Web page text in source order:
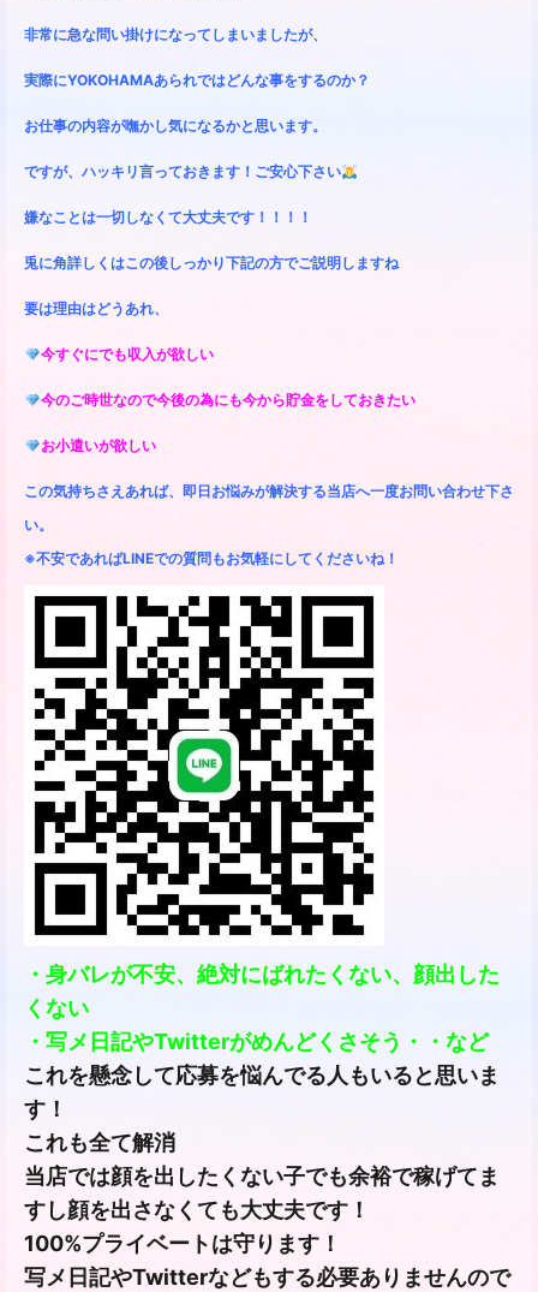
非常に急な問い掛けになってしまいましたが、
実際にYOKOHAMAあられではどんな事をするのか？
お仕事の内容が嘸かし気になるかと思います。
ですが、ハッキリ言っておきます！ご安心下さい
嫌なことは一切しなくて大丈夫です！！！！
兎に角詳しくはこの後しっかり下記の方でご説明しますね
要は理由はどうあれ、
今すぐにでも収入が欲しい
今のご時世なので今後の為にも今から貯金をしておきたい
お小遣いが欲しい
この気持ちさえあれば、即日お悩みが解決する当店へ一度お問い合わせ下さ
い。
※不安であればLINEでの質問もお気軽にしてくださいね！
・身バレが不安、絶対にばれたくない、顔出した
くない
・写メ日記やTwitterがめんどくさそう・・など
これを懸念して応募を悩んでる人もいると思いま
す！
これも全て解消
当店では顔を出したくない子でも余裕で稼げてま
すし顔を出さなくても大丈夫です！
100%プライベートは守ります！
写メ日記やTwitterなどもする必要ありませんので